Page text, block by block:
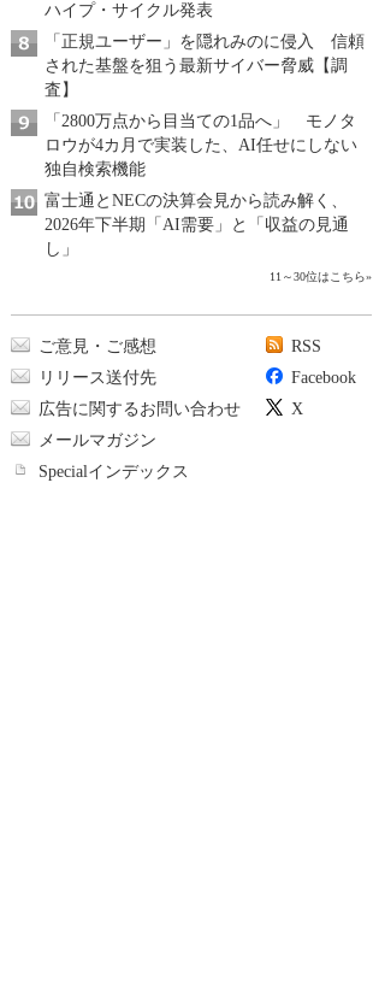
ハイプ・サイクル発表
「正規ユーザー」を隠れみのに侵入 信頼
された基盤を狙う最新サイバー脅威【調
査】
「2800万点から目当ての1品へ」 モノタ
ロウが4カ月で実装した、AI任せにしない
独自検索機能
富士通とNECの決算会見から読み解く、
2026年下半期「AI需要」と「収益の見通
し」
11～30位はこちら»
ご意見・ご感想
リリース送付先
広告に関するお問い合わせ
メールマガジン
Specialインデックス
RSS
Facebook
X